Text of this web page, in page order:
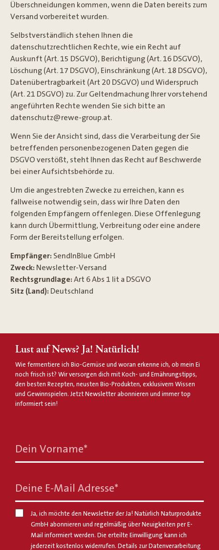
Überschneidungen kommen, wenn die Daten bereits zum
Versand vorbereitet wurden.
Selbstverständlich stehen Ihnen die
datenschutzrechtlichen Rechte, wie ein Recht auf
Auskunft (Art. 15 DSGVO), Berichtigung (Art. 16 DSGVO),
Löschung (Art. 17 DSGVO), Einschränkung (Art. 18 DSGVO),
Datenübertragbarkeit (Art 20 DSGVO) und Widerspruch
(Art. 21 DSGVO) zu. Zur Geltendmachung Ihrer vorstehend
angeführten Rechte wenden Sie sich bitte an
datenschutz@rewe-group.at.
Wenn Sie der Ansicht sind, dass die Verarbeitung der Sie
betreffenden personenbezogenen Daten gegen die
DSGVO verstößt, steht Ihnen das Recht auf Beschwerde
bei einer Aufsichtsbehörde zu.
Um die angestrebten Zwecke zu erreichen, kann es
fallweise notwendig sein, dass wir Ihre Daten den
folgenden Empfängern offenlegen. Diese Offenlegung
kann durch Übermittlung, Verbreitung oder eine andere
Form der Bereitstellung erfolgen.
Empfänger: SendInBlue GmbH
Zweck: Newsletter-Versand
Rechtsgrundlage:Art 6 Abs 1 lit a DSGVO
Sitz (Land): Deutschland
Lust auf News? Ja! Natürlich!
Wie fermentiere ich Bio-Gemüse und woran erkenne ich, ob mein Ei
noch frisch ist? Wir versorgen dich mit Koch- und Ernährungstipps,
den besten Rezepten, neusten Bio-Produkten, exklusivem Wissen
und Gewinnspielen. Jetzt Newsletter abonnieren und immer top
informiert sein!
Dein Vorname*
Deine E-Mail Adresse*
Ja, ich möchte den Newsletter der Ja! Natürlich Naturprodukte
GmbH abonnieren und regelmäßig über Neuigkeiten per E-
Mail informiert werden. Die erteilte Einwilligung kann ich
jederzeit kostenlos widerrufen. Details zur Datenverarbeitung